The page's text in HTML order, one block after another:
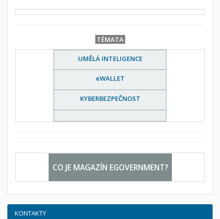
TÉMATA
UMĚLÁ INTELIGENCE
eWALLET
KYBERBEZPEČNOST
CO JE MAGAZÍN EGOVERNMENT?
KONTAKTY